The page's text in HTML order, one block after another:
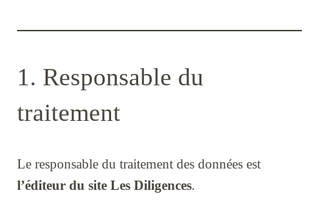
1. Responsable du
traitement
Le responsable du traitement des données est
l’éditeur du site Les Diligences.